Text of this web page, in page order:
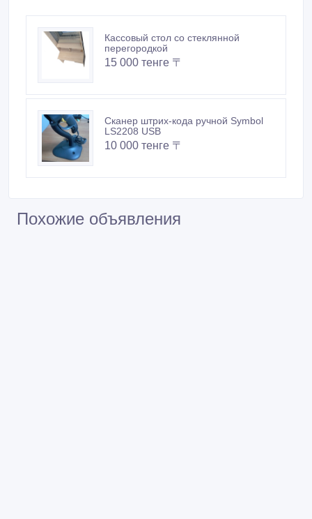
Кассовый стол со стеклянной
перегородкой
15 000 тенге 〒
Сканер штрих-кода ручной Symbol
LS2208 USB
10 000 тенге 〒
Похожие объявления